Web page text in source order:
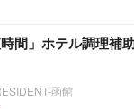
時間」ホテル調理補
函館